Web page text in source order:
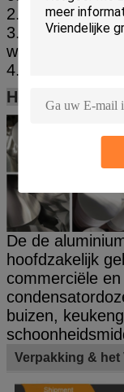
2. Snelle
3.
warmgewalste
4. Kunt u een
Het product
De de
hoofdzakelijk
commerciële
buizen,
Verpakking & het